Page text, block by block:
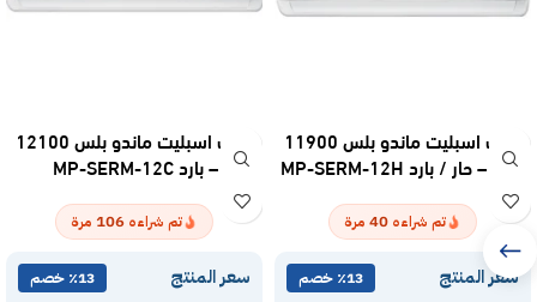
مكيف اسبليت ماندو بلس 11900
وحدة – حار / بارد MP-SERM-12H
تم شراءه 40 مرة
سعر المنتج ٪13 خصم
مكيف اسبليت ماندو بلس 12100
وحدة – بارد MP-SERM-12C
تم شراءه 106 مرة
سعر المنتج ٪13 خصم